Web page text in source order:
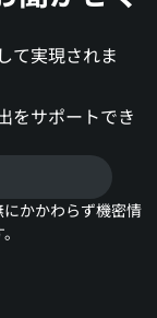
て実現されま
をサポートでき
かかわらず機密情